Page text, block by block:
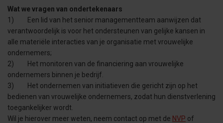
Wat we vragen van ondertekenaars
1) Een lid van het senior managementteam aanwijzen dat
verantwoordelijk is voor het ondersteunen van gelijke kansen in
alle materiële interacties van je organisatie met vrouwelijke
ondernemers;
2) Het monitoren van de financiering aan vrouwelijke
ondernemers binnen je bedrijf.
3) Het ondernemen van initiatieven die gericht zijn op het
bedienen van vrouwelijke ondernemers, zodat hun dienstverlening
toegankelijker wordt.
Wil je hierover meer weten, neem contact op met de NVP of